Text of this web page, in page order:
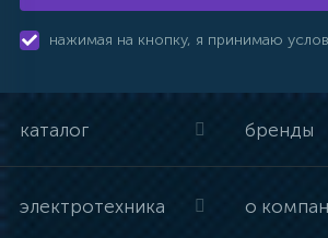
нажимая на кнопку, я принимаю
каталог бренды
электротехника о